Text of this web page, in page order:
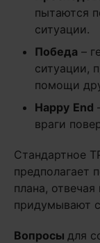
пытаются
ситуации.
Победа –
ситуации,
помощи
Happy End
враги
Стандартное
предполагает
плана,
придумывают
Вопросы для